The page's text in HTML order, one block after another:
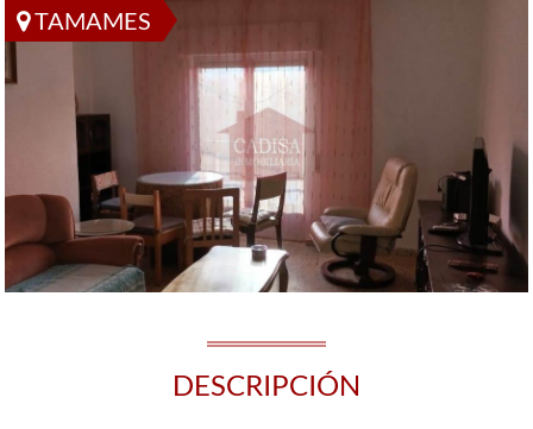
TAMAMES
DESCRIPCIÓN